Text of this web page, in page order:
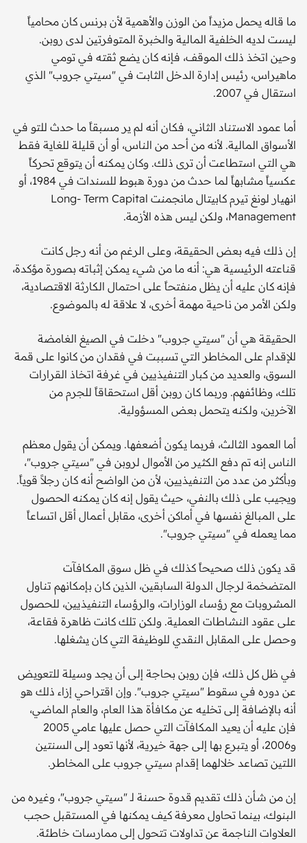
ما قاله يحمل مزيداً من الوزن والأهمية لأن برنس كان محامياً
ليست لديه الخلفية المالية والخبرة المتوفرتين لدى روبن.
وحين اتخذ ذلك الموقف، فإنه كان يضع ثقته في تومي
ماهيراس، رئيس إدارة الدخل الثابت في "سيتي جروب" الذي
استقال في 2007.
أما عمود الاستناد الثاني، فكان أنه لم ير مسبقاً ما حدث للتو في
الأسواق المالية. لأنه من أحد من الناس، أو أن قليلة للغاية فقط
هي التي استطاعت أن ترى ذلك. وكان يمكنه أن يتوقع تحركاً
عكسياً مشابهاً لما حدث من دورة هبوط للسندات في 1984، أو
انهيار لونغ تيرم كابيتال مانجمنت Long- Term Capital
Management، ولكن ليس هذه الأزمة.
إن ذلك فيه بعض الحقيقة، وعلى الرغم من أنه رجل كانت
قناعته الرئيسية هي: أنه ما من شيء يمكن إثباته بصورة مؤكدة،
فإنه كان عليه أن يظل منفتحاً على احتمال الكارثة الاقتصادية،
ولكن الأمر من ناحية مهمة أخرى، لا علاقة له بالموضوع.
الحقيقة هي أن "سيتي جروب" دخلت في الصيغ الغامضة
للإقدام على المخاطر التي تسببت في فقدان من كانوا على قمة
السوق، والعديد من كبار التنفيذيين في غرفة اتخاذ القرارات
تلك، وظائفهم. وربما كان روبن أقل استحقاقاً للجرم من
الآخرين، ولكنه يتحمل بعض المسؤولية.
أما العمود الثالث، فربما يكون أضعفها. ويمكن أن يقول معظم
الناس إنه تم دفع الكثير من الأموال لروبن في "سيتي جروب"،
وبأكثر من عدد من التنفيذيين، لأن من الواضح أنه كان رجلاً قوياً.
ويجيب على ذلك بالنفي، حيث يقول إنه كان يمكنه الحصول
على المبالغ نفسها في أماكن أخرى، مقابل أعمال أقل اتساعاً
مما يعمله في "سيتي جروب".
قد يكون ذلك صحيحاً كذلك في ظل سوق المكافآت
المتضخمة لرجال الدولة السابقين، الذين كان بإمكانهم تناول
المشروبات مع رؤساء الوزارات، والرؤساء التنفيذيين، للحصول
على عقود النشاطات العملية. ولكن تلك كانت ظاهرة فقاعة،
وحصل على المقابل النقدي للوظيفة التي كان يشغلها.
في ظل كل ذلك، فإن روبن بحاجة إلى أن يجد وسيلة للتعويض
عن دوره في سقوط "سيتي جروب". وإن اقتراحي إزاء ذلك هو
أنه بالإضافة إلى تخليه عن مكافأة هذا العام، والعام الماضي،
فإن عليه أن يعيد المكافآت التي حصل عليها عامي 2005
و2006، أو يتبرع بها إلى جهة خيرية، لأنها تعود إلى السنتين
اللتين تصاعد خلالهما إقدام سيتي جروب على المخاطر.
إن من شأن ذلك تقديم قدوة حسنة لـ "سيتي جروب"، وغيره من
البنوك، بينما تحاول معرفة كيف يمكنها في المستقبل حجب
العلاوات الناجمة عن تداولات تتحول إلى ممارسات خاطئة.